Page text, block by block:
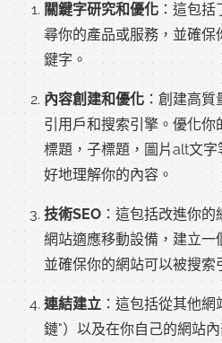
關鍵字研究和優化 ：這包
尋你的產品或服務，並確保
鍵字。
內容創建和優化 ：創建高
引用戶和搜索引擎。優化你
標題，子標題，圖片alt文
好地理解你的內容。
技術SEO：這包括改進你的
網站適應移動設備，建立一
並確保你的網站可以被搜索
連結建立：這包括從其他網
鏈"）以及在你自己的網站